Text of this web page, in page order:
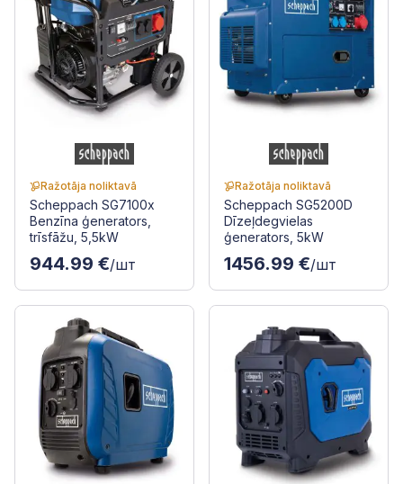
Ražotāja noliktavā
Scheppach SG7100x
Benzīna ģenerators,
trīsfāžu, 5,5kW
944.99 €/шт
Ražotāja noliktavā
Scheppach SG5200D
Dīzeļdegvielas
ģenerators, 5kW
1456.99 €/шт